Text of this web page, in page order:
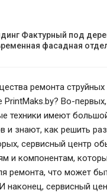
Фактурный под
фасадная
ремонта струйных
PrintMaks.by? Во-первых,
техники имеют
и знают, как решить
сервисный центр
и компонентам,
ремонта, что может
наконец, сервисный